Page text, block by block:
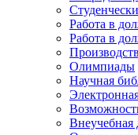
Работа в
Работа в
Олимпиады
Научная
Внеучебная